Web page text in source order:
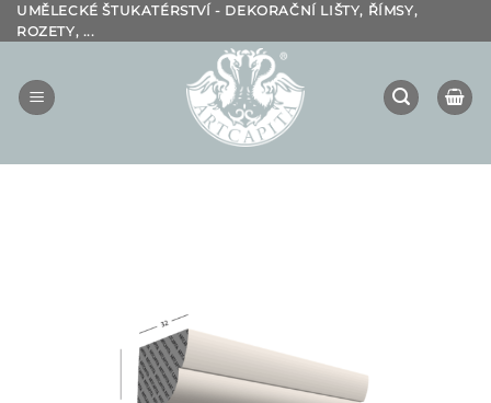
Přeskočit
na
UMĚLECKÉ ŠTUKATÉRSTVÍ - DEKORAČNÍ LIŠTY, ŘÍMSY,
ROZETY, ...